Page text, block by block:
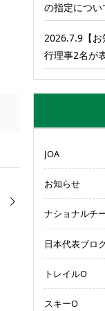
の指定につい
2026.7.9【お
行理事2名が
JOA
お知らせ
ナショナルチ
日本代表ブロ
トレイルO
スキーO